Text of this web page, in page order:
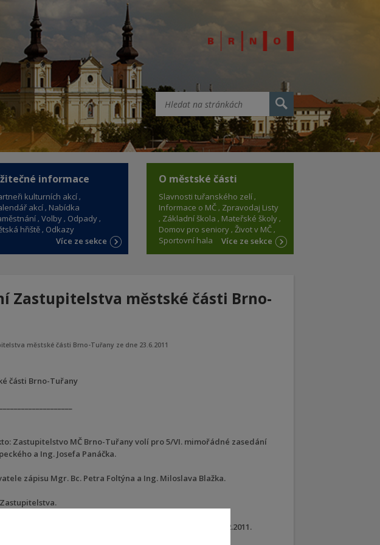
informace
kulturních akcí
akcí Nabídka
Volby Odpady
hřiště Odkazy
Více ze sekce
O městské části
Slavnosti tuřanského zelí
Informace o MČ Zpravodaj Listy
Základní škola
Mateřské školy
Domov pro seniory Život v MČ
Sportovní hala
Více ze sekce
Zastupitelstva městské části Brno-
městské části Brno-Tuřany ze dne 23.6.2011
části Brno-Tuřany
Zastupitelstvo MČ Brno-Tuřany volí pro 5/VI. mimořádné zasedání
a Ing. Josefa Panáčka.
zápisu Mgr. Bc. Petra Foltýna a Ing. Miloslava Blažka.
ve 2. pololetí 2011 vtěchto termínech: 8.9., 27.10. a 15.12.2011.